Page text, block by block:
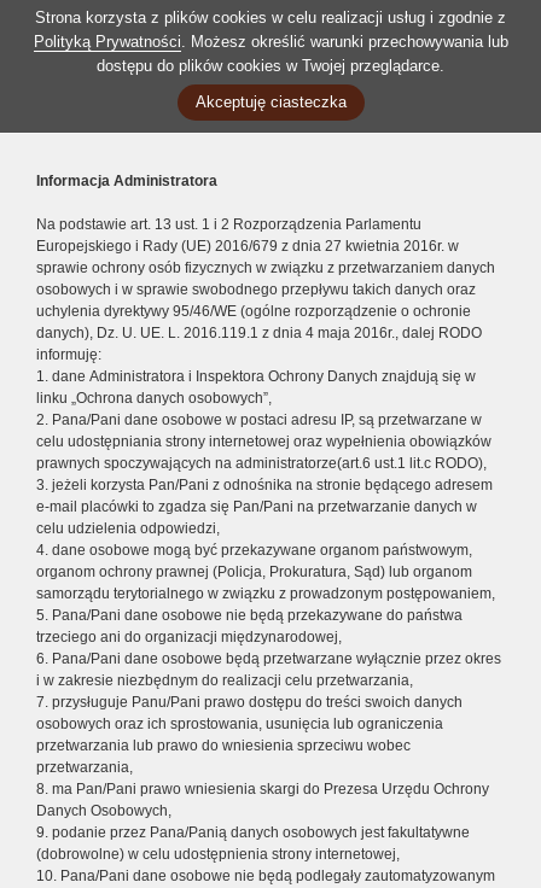
Strona korzysta z plików cookies w celu realizacji usług i zgodnie z
Polityką Prywatności. Możesz określić warunki przechowywania lub
dostępu do plików cookies w Twojej przeglądarce.
Akceptuję ciasteczka
Informacja Administratora
Na podstawie art. 13 ust. 1 i 2 Rozporządzenia Parlamentu
Europejskiego i Rady (UE) 2016/679 z dnia 27 kwietnia 2016r. w
sprawie ochrony osób fizycznych w związku z przetwarzaniem danych
osobowych i w sprawie swobodnego przepływu takich danych oraz
uchylenia dyrektywy 95/46/WE (ogólne rozporządzenie o ochronie
danych), Dz. U. UE. L. 2016.119.1 z dnia 4 maja 2016r., dalej RODO
informuję:
1. dane Administratora i Inspektora Ochrony Danych znajdują się w
linku „Ochrona danych osobowych”,
2. Pana/Pani dane osobowe w postaci adresu IP, są przetwarzane w
celu udostępniania strony internetowej oraz wypełnienia obowiązków
prawnych spoczywających na administratorze(art.6 ust.1 lit.c RODO),
3. jeżeli korzysta Pan/Pani z odnośnika na stronie będącego adresem
e-mail placówki to zgadza się Pan/Pani na przetwarzanie danych w
celu udzielenia odpowiedzi,
4. dane osobowe mogą być przekazywane organom państwowym,
organom ochrony prawnej (Policja, Prokuratura, Sąd) lub organom
samorządu terytorialnego w związku z prowadzonym postępowaniem,
5. Pana/Pani dane osobowe nie będą przekazywane do państwa
trzeciego ani do organizacji międzynarodowej,
6. Pana/Pani dane osobowe będą przetwarzane wyłącznie przez okres
i w zakresie niezbędnym do realizacji celu przetwarzania,
7. przysługuje Panu/Pani prawo dostępu do treści swoich danych
osobowych oraz ich sprostowania, usunięcia lub ograniczenia
przetwarzania lub prawo do wniesienia sprzeciwu wobec
przetwarzania,
8. ma Pan/Pani prawo wniesienia skargi do Prezesa Urzędu Ochrony
Danych Osobowych,
9. podanie przez Pana/Panią danych osobowych jest fakultatywne
(dobrowolne) w celu udostępnienia strony internetowej,
10. Pana/Pani dane osobowe nie będą podlegały zautomatyzowanym